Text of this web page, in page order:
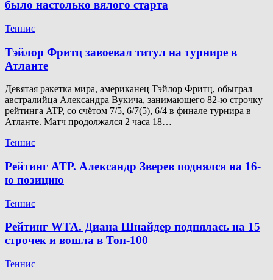
было настолько вялого старта
Теннис
Тэйлор Фритц завоевал титул на турнире в
Атланте
Девятая ракетка мира, американец Тэйлор Фритц, обыграл
австралийца Александра Вукича, занимающего 82-ю строчку
рейтинга ATP, со счётом 7/5, 6/7(5), 6/4 в финале турнира в
Атланте. Матч продолжался 2 часа 18…
Теннис
Рейтинг ATP. Александр Зверев поднялся на 16-
ю позицию
Теннис
Рейтинг WTA. Диана Шнайдер поднялась на 15
строчек и вошла в Топ-100
Теннис